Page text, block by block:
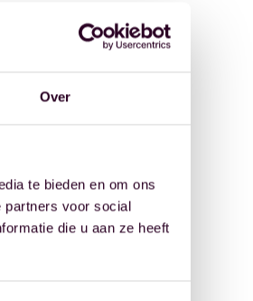
Over
te bieden en om ons
partners voor social
die u aan ze heeft